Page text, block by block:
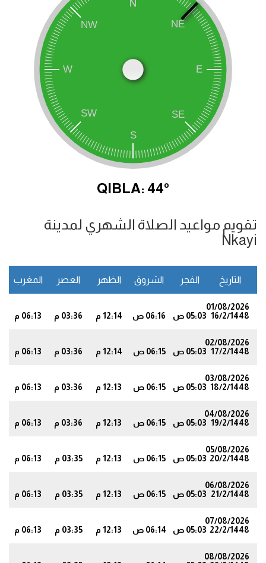
QIBLA: 44°
تقويم مواعيد الصلاة الشهري لمدينة
Nkayi
التاريخ الفجر الشروق الظهر العصر المغرب
01/08/2026
16/2/1448 05:03 ص 06:16 ص 12:14 م 03:36 م 06:13 م
02/08/2026
17/2/1448 05:03 ص 06:15 ص 12:14 م 03:36 م 06:13 م
03/08/2026
18/2/1448 05:03 ص 06:15 ص 12:13 م 03:36 م 06:13 م
04/08/2026
19/2/1448 05:03 ص 06:15 ص 12:13 م 03:36 م 06:13 م
05/08/2026
20/2/1448 05:03 ص 06:15 ص 12:13 م 03:35 م 06:13 م
06/08/2026
21/2/1448 05:03 ص 06:15 ص 12:13 م 03:35 م 06:13 م
07/08/2026
22/2/1448 05:03 ص 06:14 ص 12:13 م 03:35 م 06:13 م
08/08/2026